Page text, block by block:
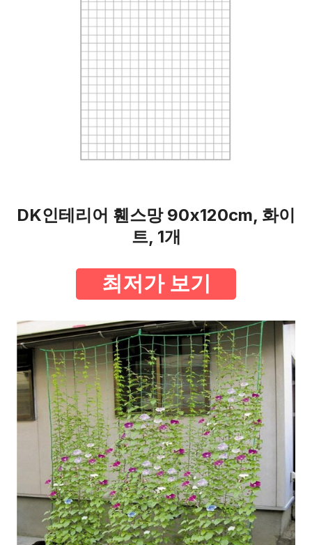
DK인테리어 휀스망 90x120cm, 화이
트, 1개
최저가 보기